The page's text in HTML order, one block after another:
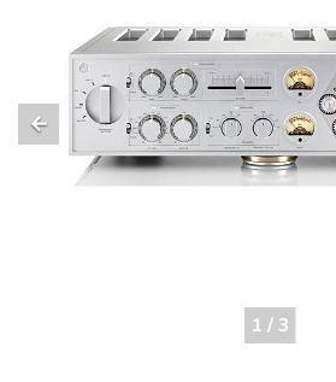
1 / 3
arrow_back